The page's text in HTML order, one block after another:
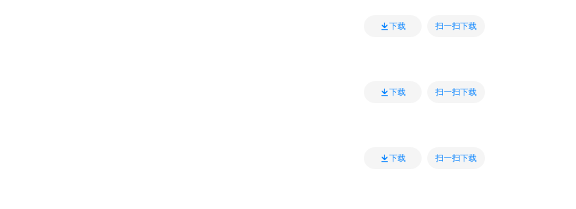
下载 扫一扫下载
下载 扫一扫下载
下载 扫一扫下载